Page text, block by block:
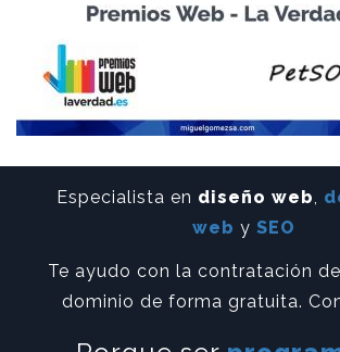
Especialista en diseño web,
web y SEO
Te ayudo con la contratación de
dominio de forma gratuita.